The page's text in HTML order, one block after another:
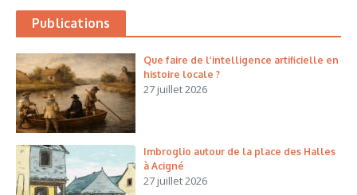
Publications
Que faire de l’intelligence artificielle en
histoire locale ?
27 juillet 2026
Imbroglio autour de la place des Halles
à Acigné
27 juillet 2026